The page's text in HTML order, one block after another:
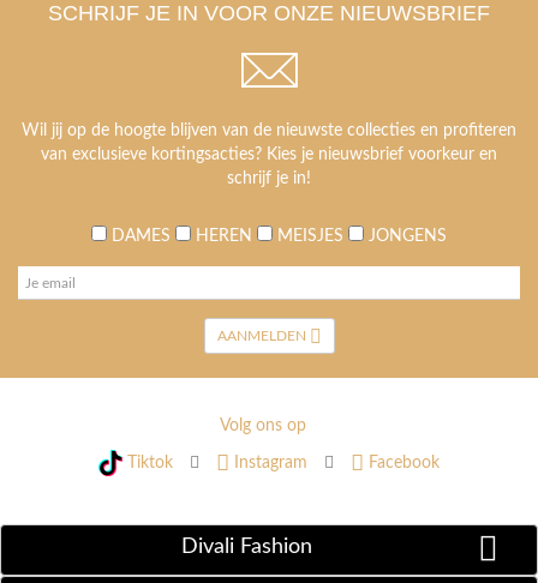
SCHRIJF JE IN VOOR ONZE NIEUWSBRIEF
Wil jij op de hoogte blijven van de nieuwste collecties en profiteren
van exclusieve kortingsacties? Kies je nieuwsbrief voorkeur en
schrijf je in!
DAMES HEREN MEISJES JONGENS
AANMELDEN
Volg ons op
Tiktok Instagram Facebook
Divali Fashion